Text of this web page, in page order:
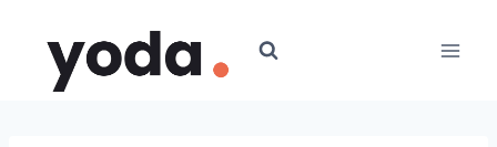
content